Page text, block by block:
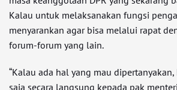
Kalau untuk melaksanakan fungsi
menyarankan agar bisa melalui rapat
forum-forum yang lain.
“Kalau ada hal yang mau
saja secara langsung kepada pak